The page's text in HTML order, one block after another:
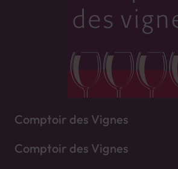
Comptoir des Vignes
Comptoir des Vignes